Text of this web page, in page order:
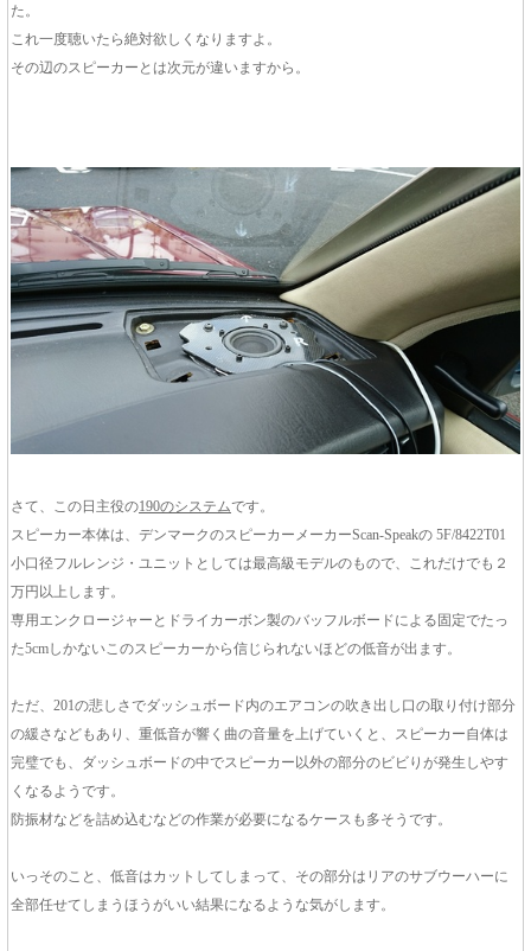
た。
これ一度聴いたら絶対欲しくなりますよ。
その辺のスピーカーとは次元が違いますから。
さて、この日主役の190のシステムです。
スピーカー本体は、デンマークのスピーカーメーカーScan-Speakの 5F/8422T01
小口径フルレンジ・ユニットとしては最高級モデルのもので、これだけでも２
万円以上します。
専用エンクロージャーとドライカーボン製のバッフルボードによる固定でたっ
た5cmしかないこのスピーカーから信じられないほどの低音が出ます。
ただ、201の悲しさでダッシュボード内のエアコンの吹き出し口の取り付け部分
の緩さなどもあり、重低音が響く曲の音量を上げていくと、スピーカー自体は
完璧でも、ダッシュボードの中でスピーカー以外の部分のビビりが発生しやす
くなるようです。
防振材などを詰め込むなどの作業が必要になるケースも多そうです。
いっそのこと、低音はカットしてしまって、その部分はリアのサブウーハーに
全部任せてしまうほうがいい結果になるような気がします。